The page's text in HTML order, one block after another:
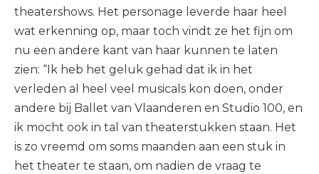
theatershows. Het personage leverde haar heel
wat erkenning op, maar toch vindt ze het fijn om
nu een andere kant van haar kunnen te laten
zien: “Ik heb het geluk gehad dat ik in het
verleden al heel veel musicals kon doen, onder
andere bij Ballet van Vlaanderen en Studio 100, en
ik mocht ook in tal van theaterstukken staan. Het
is zo vreemd om soms maanden aan een stuk in
het theater te staan, om nadien de vraag te